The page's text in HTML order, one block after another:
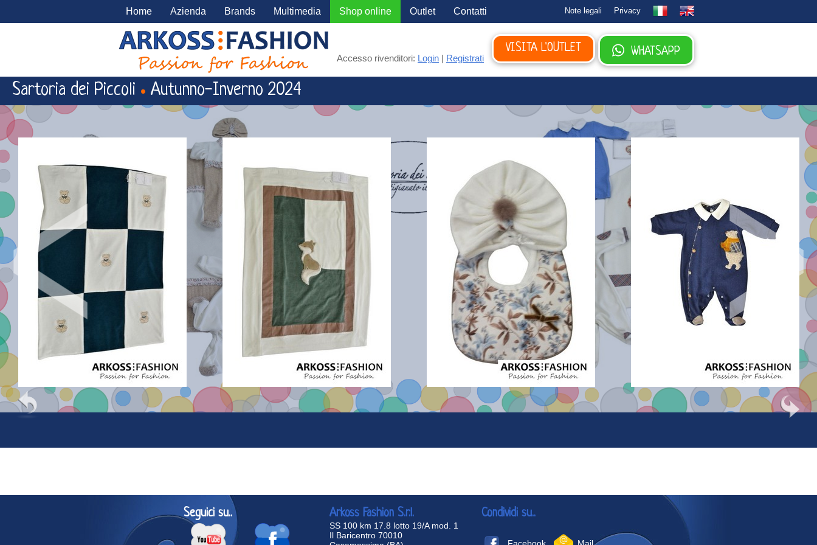
Home Azienda Brands Multimedia Shop online Outlet Contatti Note legali Privacy
Accesso rivenditori: Login Registrati
WHATSAPP
VISITA L'OUTLET
< >
Sartoria dei Piccoli • Autunno-Inverno 2024
Seguici su.. Arkoss Fashion S.r.l.
SS 100 km 17.8 lotto 19/A mod. 1
Il Baricentro 70010
Condividi su..